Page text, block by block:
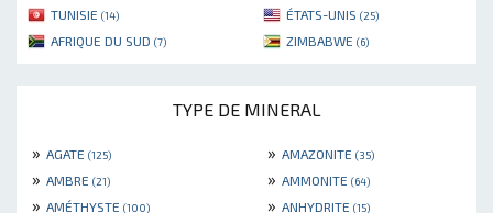
TUNISIE (14) ÉTATS-UNIS (25)
AFRIQUE DU SUD (7) ZIMBABWE (6)
TYPE DE MINERAL
» AGATE (125) » AMAZONITE (35)
» AMBRE (21) » AMMONITE (64)
» AMÉTHYSTE (100) » ANHYDRITE (15)